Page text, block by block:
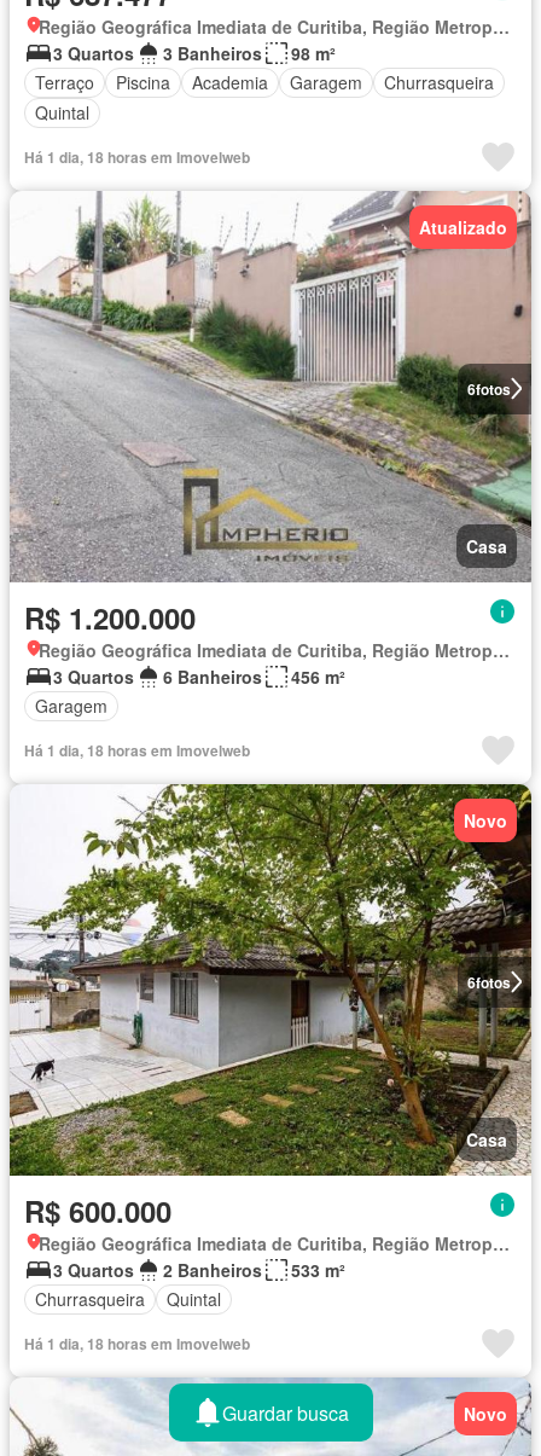
Região Geográfica Imediata de Curitiba, Região Metropolitana de Curitiba
3 Quartos
3 Banheiros
98 m²
Terraço
Piscina Academia Garagem
Churrasqueira
Quintal
Há 1 dia, 18 horas em Imovelweb
6fotos
Atualizado
Casa
R$ 1.200.000
Região Geográfica Imediata de Curitiba, Região Metropolitana de Curitiba
3 Quartos
6 Banheiros
456 m²
Garagem
Há 1 dia, 18 horas em Imovelweb
6fotos
Novo
Casa
R$ 600.000
Região Geográfica Imediata de Curitiba, Região Metropolitana de Curitiba
3 Quartos
2 Banheiros
533 m²
Churrasqueira
Quintal
Há 1 dia, 18 horas em Imovelweb
Novo
Guardar busca